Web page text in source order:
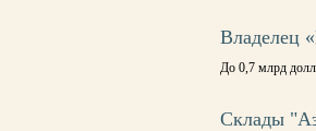
Владелец
До 0,7 млрд
Склады